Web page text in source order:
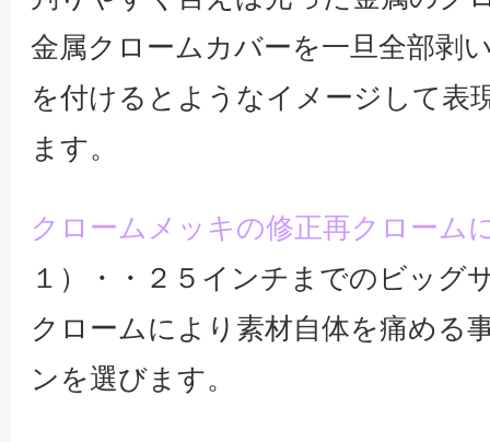
金属クロームカバーを一旦全部剥
を付けるとようなイメージして表
ます。
クロームメッキの修正再クローム
１）・・２５インチまでのビッグ
クロームにより素材自体を痛める
ンを選びます。